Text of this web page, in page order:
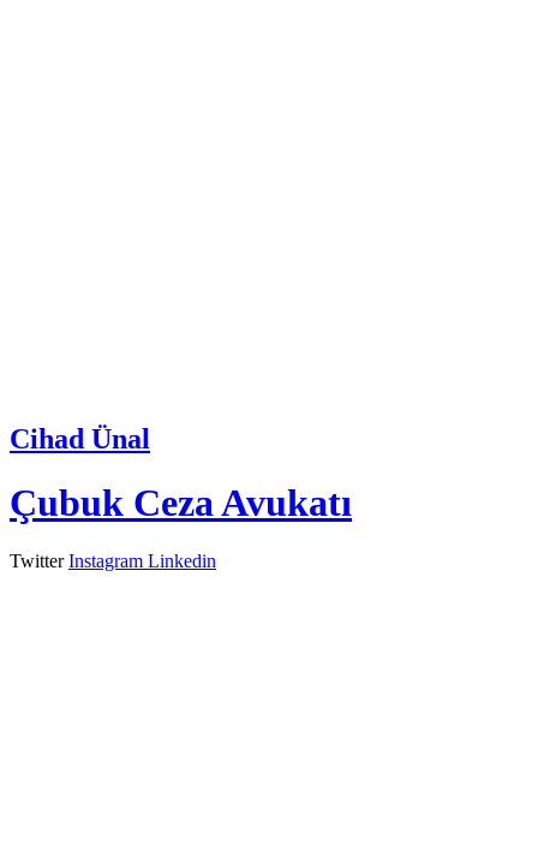
Cihad Ünal
Çubuk Ceza Avukatı
Twitter Instagram Linkedin